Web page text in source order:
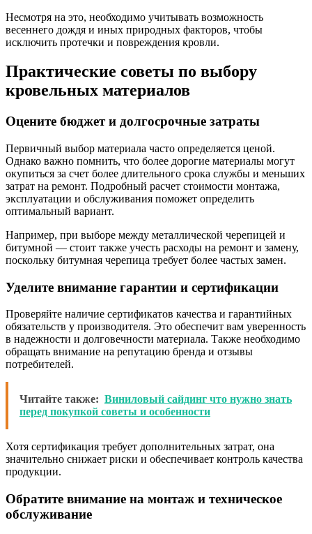
Несмотря на это, необходимо учитывать возможность
весеннего дождя и иных природных факторов, чтобы
исключить протечки и повреждения кровли.
Практические советы по выбору
кровельных материалов
Оцените бюджет и долгосрочные затраты
Первичный выбор материала часто определяется ценой.
Однако важно помнить, что более дорогие материалы могут
окупиться за счет более длительного срока службы и меньших
затрат на ремонт. Подробный расчет стоимости монтажа,
эксплуатации и обслуживания поможет определить
оптимальный вариант.
Например, при выборе между металлической черепицей и
битумной — стоит также учесть расходы на ремонт и замену,
поскольку битумная черепица требует более частых замен.
Уделите внимание гарантии и сертификации
Проверяйте наличие сертификатов качества и гарантийных
обязательств у производителя. Это обеспечит вам уверенность
в надежности и долговечности материала. Также необходимо
обращать внимание на репутацию бренда и отзывы
потребителей.
Читайте также: Виниловый сайдинг что нужно знать
перед покупкой советы и особенности
Хотя сертификация требует дополнительных затрат, она
значительно снижает риски и обеспечивает контроль качества
продукции.
Обратите внимание на монтаж и техническое
обслуживание